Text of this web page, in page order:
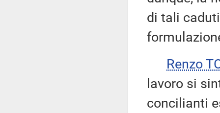
di tali
Renzo
lavoro si
concilianti